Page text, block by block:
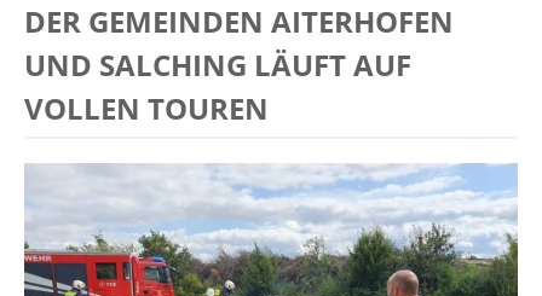
DER GEMEINDEN AITERHOFEN
UND SALCHING LÄUFT AUF
VOLLEN TOUREN